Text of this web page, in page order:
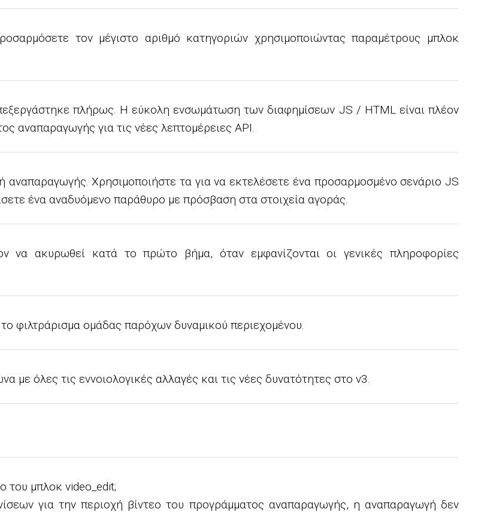
τον μέγιστο αριθμό κατηγοριών χρησιμοποιώντας παραμέτρους μπλοκ
πλήρως. Η εύκολη ενσωμάτωση των διαφημίσεων JS / HTML είναι πλέον
αναπαραγωγής για τις νέες λεπτομέρειες API.
Χρησιμοποιήστε τα για να εκτελέσετε ένα προσαρμοσμένο σενάριο JS
ένα αναδυόμενο παράθυρο με πρόσβαση στα στοιχεία αγοράς.
ακυρωθεί κατά το πρώτο βήμα, όταν εμφανίζονται οι γενικές πληροφορίες
φιλτράρισμα ομάδας παρόχων δυναμικού περιεχομένου.
όλες τις εννοιολογικές αλλαγές και τις νέες δυνατότητες στο v3.
του μπλοκ video_edit;
για την περιοχή βίντεο του προγράμματος αναπαραγωγής, η αναπαραγωγή δεν